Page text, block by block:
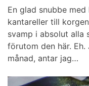
En glad snubbe
kantareller till
svamp i absolut alla
förutom den här.
månad, antar jag…